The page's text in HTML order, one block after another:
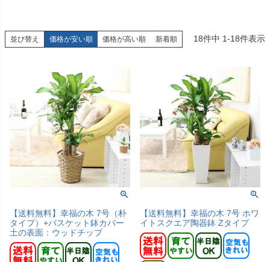
並び替え 価格が安い順 価格が高い順 新着順 18件中 1-18件表示
【送料無料】幸福の木 7号（朴
タイプ）+バスケット鉢カバー
土の表面：ウッドチップ
【送料無料】幸福の木 7号 ホワ
イトスクエア陶器鉢 Zタイプ